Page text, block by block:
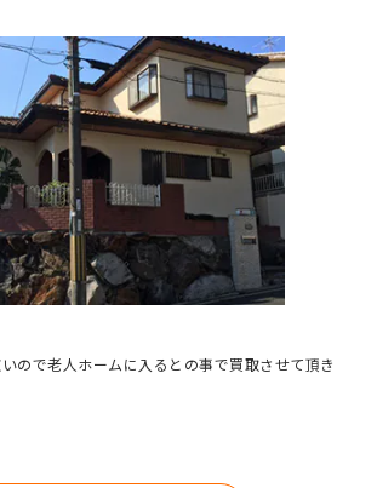
ので老人ホームに入るとの事で買取させて頂き